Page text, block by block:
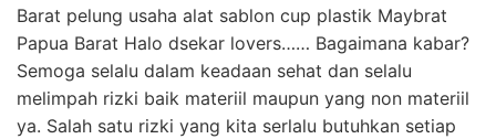
Barat pelung usaha alat sablon cup plastik Maybrat
Papua Barat Halo dsekar lovers…… Bagaimana kabar?
Semoga selalu dalam keadaan sehat dan selalu
melimpah rizki baik materiil maupun yang non materiil
ya. Salah satu rizki yang kita serlalu butuhkan setiap